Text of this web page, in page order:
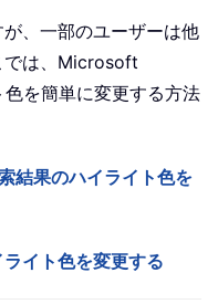
、一部のユーザーは他
では、Microsoft
を簡単に変更する方法
結果のハイライト色を
イト色を変更する